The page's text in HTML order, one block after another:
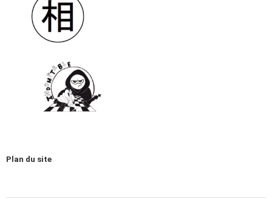
Plan du site